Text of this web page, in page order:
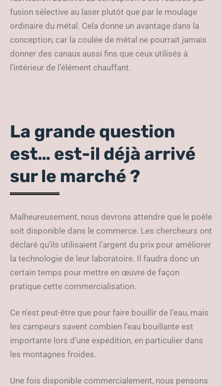
fusion sélective au laser plutôt que par le moulage
ordinaire du métal. Cela donne un avantage dans la
conception, car la coulée de métal ne pourrait jamais
donner des canaux aussi fins que ceux utilisés à
l’intérieur de l’élément chauffant.
La grande question
est… est-il déjà arrivé
sur le marché ?
Malheureusement, nous devrons attendre que le poêle
soit disponible dans le commerce. Les chercheurs ont
déclaré qu’ils utilisaient l’argent du prix pour améliorer
la technologie de leur laboratoire. Il faudra donc un
certain temps pour mettre en œuvre de façon
pratique cette commercialisation.
Ce n’est peut-être que pour faire bouillir de l’eau, mais
les campeurs savent combien l’eau bouillante est
importante lors d’une expédition, en particulier dans
les montagnes froides.
Une fois disponible commercialement, nous pensons